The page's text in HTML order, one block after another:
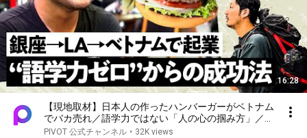
16:28
【現地取材】日本人の作ったハンバーガーがベトナム
でバカ売れ／語学力ではない「人の心の掴み方」／
「郷に従う型」のコミュニケーション術【世界を
PIVOT 公式チャンネル • 32K views